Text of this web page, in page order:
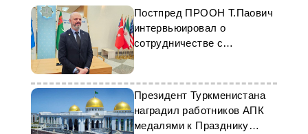
Постпред ПРООН Т.Паович
интервьюировал о
сотрудничестве с
Туркменистаном
Президент Туркменистана
наградил работников АПК
медалями к Празднику